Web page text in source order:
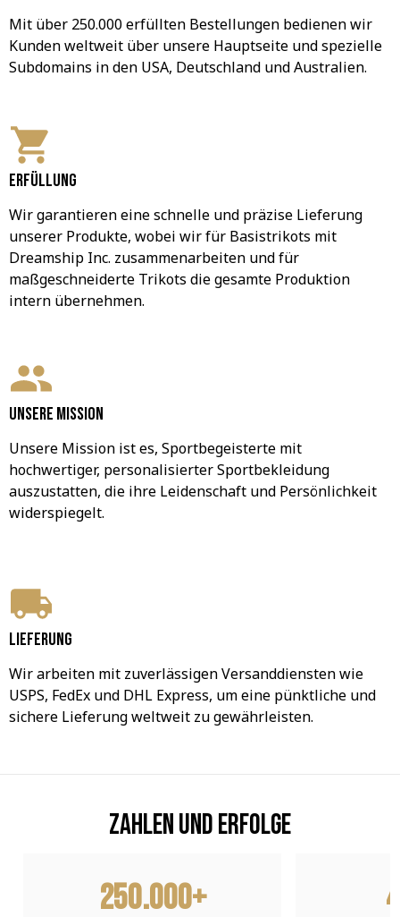
Mit über 250.000 erfüllten Bestellungen bedienen wir
Kunden weltweit über unsere Hauptseite und spezielle
Subdomains in den USA, Deutschland und Australien.
Erfüllung
Wir garantieren eine schnelle und präzise Lieferung
unserer Produkte, wobei wir für Basistrikots mit
Dreamship Inc. zusammenarbeiten und für
maßgeschneiderte Trikots die gesamte Produktion
intern übernehmen.
Unsere Mission
Unsere Mission ist es, Sportbegeisterte mit
hochwertiger, personalisierter Sportbekleidung
auszustatten, die ihre Leidenschaft und Persönlichkeit
widerspiegelt.
Lieferung
Wir arbeiten mit zuverlässigen Versanddiensten wie
USPS, FedEx und DHL Express, um eine pünktliche und
sichere Lieferung weltweit zu gewährleisten.
Zahlen und Erfolge
250.000+